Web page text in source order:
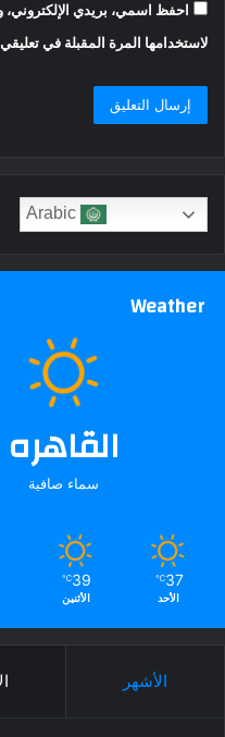
احفظ اسمي، بريدي الإلكتروني،
لاستخدامها المرة المقبلة في
Weather
القاهره
سماء صافية
37
℃
الأحد
39
℃
الأثنين
الأشهر